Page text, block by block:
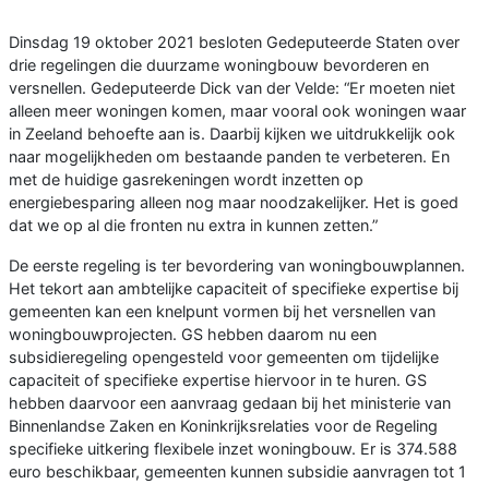
Dinsdag 19 oktober 2021 besloten Gedeputeerde Staten over
drie regelingen die duurzame woningbouw bevorderen en
versnellen. Gedeputeerde Dick van der Velde: “Er moeten niet
alleen meer woningen komen, maar vooral ook woningen waar
in Zeeland behoefte aan is. Daarbij kijken we uitdrukkelijk ook
naar mogelijkheden om bestaande panden te verbeteren. En
met de huidige gasrekeningen wordt inzetten op
energiebesparing alleen nog maar noodzakelijker. Het is goed
dat we op al die fronten nu extra in kunnen zetten.”
De eerste regeling is ter bevordering van woningbouwplannen.
Het tekort aan ambtelijke capaciteit of specifieke expertise bij
gemeenten kan een knelpunt vormen bij het versnellen van
woningbouwprojecten. GS hebben daarom nu een
subsidieregeling opengesteld voor gemeenten om tijdelijke
capaciteit of specifieke expertise hiervoor in te huren. GS
hebben daarvoor een aanvraag gedaan bij het ministerie van
Binnenlandse Zaken en Koninkrijksrelaties voor de Regeling
specifieke uitkering flexibele inzet woningbouw. Er is 374.588
euro beschikbaar, gemeenten kunnen subsidie aanvragen tot 1